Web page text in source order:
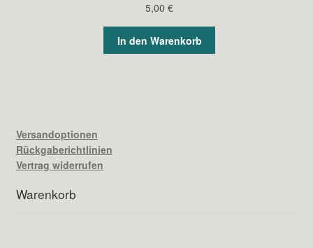
5,00 €
In den Warenkorb
Versandoptionen
Rückgaberichtlinien
Vertrag widerrufen
Warenkorb